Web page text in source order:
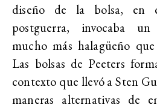
diseño de la bolsa, en
postguerra, invocaba
mucho más halagüeño
Las bolsas de Peeters
contexto que llevó a Sten
maneras alternativas de